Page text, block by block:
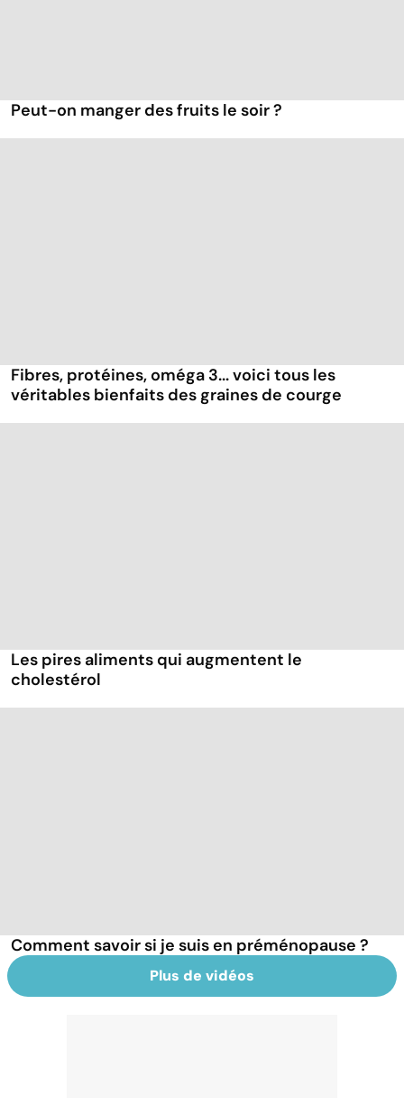
Peut-on manger des fruits le soir ?
Fibres, protéines, oméga 3... voici tous les
véritables bienfaits des graines de courge
Les pires aliments qui augmentent le
cholestérol
Comment savoir si je suis en préménopause ?
Plus de vidéos